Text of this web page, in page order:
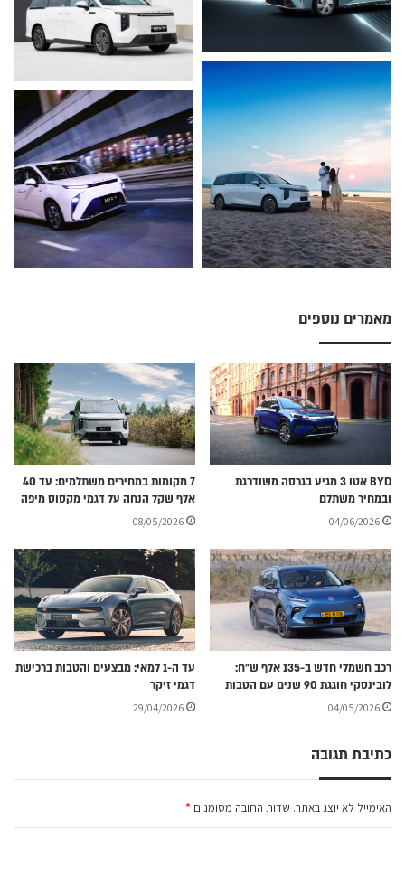
מאמרים נוספים
BYD אטו 3 מגיע בגרסה משודרגת
ובמחיר משתלם
04/06/2026
7 מקומות במחירים משתלמים: עד 40
אלף שקל הנחה על דגמי מקסוס מיפה
08/05/2026
רכב חשמלי חדש ב-135 אלף ש״ח:
לובינסקי חוגגת 90 שנים עם הטבות
04/05/2026
עד ה-1 למאי: מבצעים והטבות ברכישת
דגמי זיקר
29/04/2026
כתיבת תגובה
האימייל לא יוצג באתר. שדות החובה מסומנים *